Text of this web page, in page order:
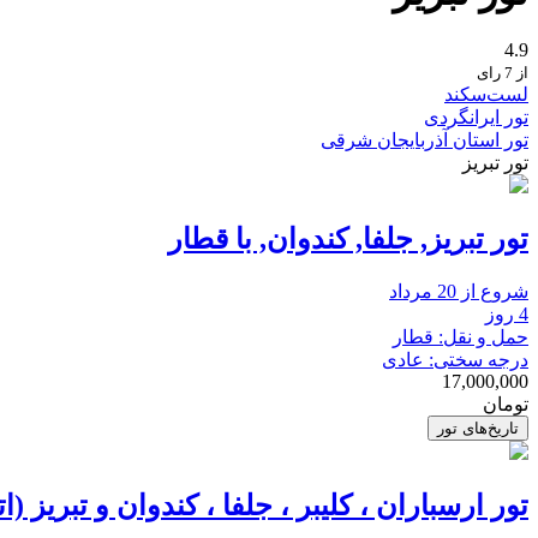
4.9
از 7 رای
لست‌سکند
تور ایرانگردی
تور استان آذربایجان شرقی
تور تبریز
تور تبریز, جلفا, کندوان, با قطار
شروع از 20 مرداد
4 روز
حمل و نقل: قطار
درجه سختی: عادی
17,000,000
تومان
تاریخ‌های تور
تور ارسباران ، کلیبر ، جلفا ، کندوان و تبریز